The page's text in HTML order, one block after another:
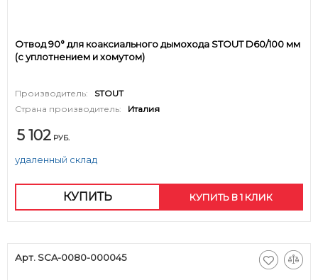
Отвод 90° для коаксиального дымохода STOUT D60/100 мм
(с уплотнением и хомутом)
Производитель:
STOUT
Страна производитель:
Италия
5 102 РУБ.
удаленный склад
КУПИТЬ КУПИТЬ В 1 КЛИК
Арт. SCA-0080-000045